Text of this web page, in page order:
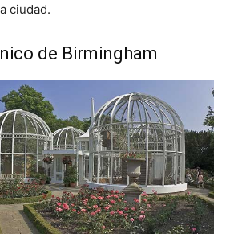
ciudad.
de Birmingham